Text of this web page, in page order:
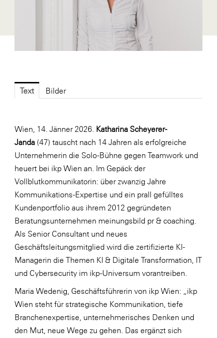
FV Energierohstoff & Kraftstoff
GBV - Verband gemeinnütziger
Bauvereinigungen
Heimat Österreich
ikp
Johnson & Johnson
kosaplaner
LAT Nitrogen
Lidl Österreich
Die Menü-Manufaktur
MTH Retail Group
OMV
OptimaMed
Text Bilder
Wien, 14. Jänner 2026. Katharina Scheyerer-
Janda (47) tauscht nach 14 Jahren als erfolgreiche
Unternehmerin die Solo-Bühne gegen Teamwork und
heuert bei ikp Wien an. Im Gepäck der
Vollblutkommunikatorin: über zwanzig Jahre
Kommunikations-Expertise und ein prall gefülltes
Kundenportfolio aus ihrem 2012 gegründeten
Beratungsunternehmen meinungsbild pr & coaching.
Als Senior Consultant und neues
Geschäftsleitungsmitglied wird die zertifizierte KI-
Managerin die Themen KI & Digitale Transformation, IT
und Cybersecurity im ikp-Universum vorantreiben.
Maria Wedenig, Geschäftsführerin von ikp Wien: „ikp
Wien steht für strategische Kommunikation, tiefe
Branchenexpertise, unternehmerisches Denken und
den Mut, neue Wege zu gehen. Das ergänzt sich